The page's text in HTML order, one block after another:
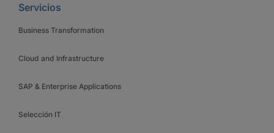
Servicios
Business Transformation
Cloud and Infrastructure
SAP & Enterprise Applications
Selección IT